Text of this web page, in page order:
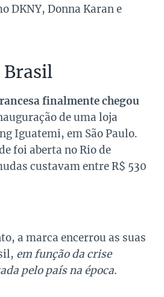
DKNY, Donna Karan e
Brasil
finalmente chegou
de uma loja
Iguatemi, em São Paulo.
foi aberta no Rio de
custavam entre R$ 530
a marca encerrou as suas
em função da crise
pelo país na época.